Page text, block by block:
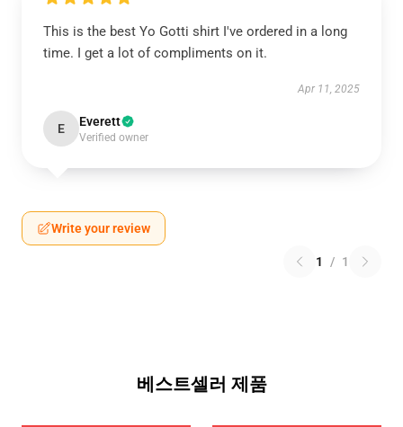
This is the best Yo Gotti shirt I've ordered in a long
time. I get a lot of compliments on it.
Apr 11, 2025
E Everett
Verified owner
Write your review
1 / 1
베스트셀러 제품